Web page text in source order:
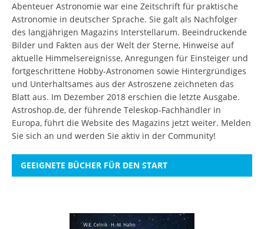
Abenteuer Astronomie war eine Zeitschrift für praktische
Astronomie in deutscher Sprache. Sie galt als Nachfolger
des langjährigen Magazins Interstellarum. Beeindruckende
Bilder und Fakten aus der Welt der Sterne, Hinweise auf
aktuelle Himmelsereignisse, Anregungen für Einsteiger und
fortgeschrittene Hobby-Astronomen sowie Hintergründiges
und Unterhaltsames aus der Astroszene zeichneten das
Blatt aus. Im Dezember 2018 erschien die letzte Ausgabe.
Astroshop.de, der führende Teleskop-Fachhändler in
Europa, führt die Website des Magazins jetzt weiter. Melden
Sie sich an und werden Sie aktiv in der Community!
GEEIGNETE BÜCHER FÜR DEN START